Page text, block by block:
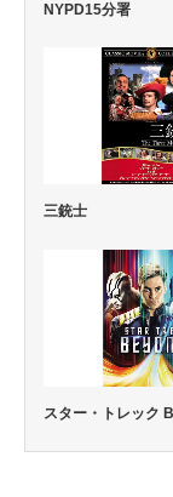
NYPD15分署
三銃士
スター・トレック